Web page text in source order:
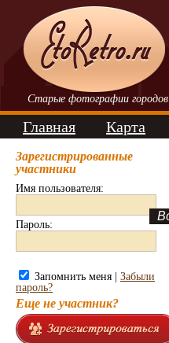
Старые фотографии городов
Главная Карта
Зарегистрированные
участники
Имя пользователя:
Пароль:
Запомнить меня | Забыли
пароль?
Еще не участник?